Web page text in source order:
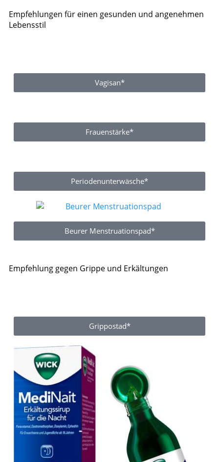
Empfehlungen für einen gesunden und angenehmen
Lebensstil
Vagisan*
Frauenstärke*
Periodenunterwäsche*
Beurer Menstruationspad*
Empfehlung gegen Grippe und Erkältungen
Grippostad*